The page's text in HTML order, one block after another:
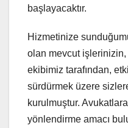
başlayacaktır.
Hizmetinize
olan mevcut
ekibimiz tarafından,
sürdürmek üzere
kurulmuştur.
yönlendirme amacı